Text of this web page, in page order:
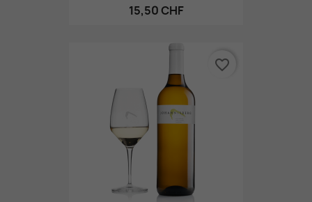
15,50 CHF
favorite_border